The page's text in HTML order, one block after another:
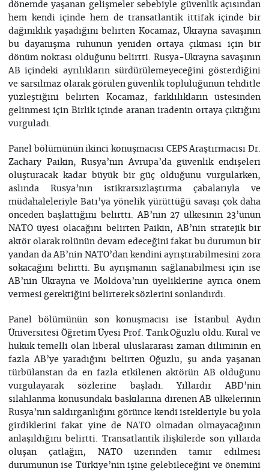
dönemde yaşanan gelişmeler sebebiyle güvenlik açısından
hem kendi içinde hem de transatlantik ittifak içinde bir
dağınıklık yaşadığını belirten Kocamaz, Ukrayna savaşının
bu dayanışma ruhunun yeniden ortaya çıkması için bir
dönüm noktası olduğunu belirtti. Rusya-Ukrayna savaşının
AB içindeki ayrılıkların sürdürülemeyeceğini gösterdiğini
ve sarsılmaz olarak görülen güvenlik topluluğunun tehditle
yüzleştiğini belirten Kocamaz, farklılıkların üstesinden
gelinmesi için Birlik içinde aranan iradenin ortaya çıktığını
vurguladı.
Panel bölümünün ikinci konuşmacısı CEPS Araştırmacısı Dr.
Zachary Paikin, Rusya’nın Avrupa’da güvenlik endişeleri
oluşturacak kadar büyük bir güç olduğunu vurgularken,
aslında Rusya’nın istikrarsızlaştırma çabalarıyla ve
müdahaleleriyle Batı’ya yönelik yürüttüğü savaşı çok daha
önceden başlattığını belirtti. AB’nin 27 ülkesinin 23’ünün
NATO üyesi olacağını belirten Paikin, AB’nin stratejik bir
aktör olarak rolünün devam edeceğini fakat bu durumun bir
yandan da AB’nin NATO’dan kendini ayrıştırabilmesini zora
sokacağını belirtti. Bu ayrışmanın sağlanabilmesi için ise
AB’nin Ukrayna ve Moldova’nın üyeliklerine ayrıca önem
vermesi gerektiğini belirterek sözlerini sonlandırdı.
Panel bölümünün son konuşmacısı ise İstanbul Aydın
Üniversitesi Öğretim Üyesi Prof. Tarık Oğuzlu oldu. Kural ve
hukuk temelli olan liberal uluslararası zaman diliminin en
fazla AB’ye yaradığını belirten Oğuzlu, şu anda yaşanan
türbülanstan da en fazla etkilenen aktörün AB olduğunu
vurgulayarak sözlerine başladı. Yıllardır ABD’nin
silahlanma konusundaki baskılarına direnen AB ülkelerinin
Rusya’nın saldırganlığını görünce kendi istekleriyle bu yola
girdiklerini fakat yine de NATO olmadan olmayacağının
anlaşıldığını belirtti. Transatlantik ilişkilerde son yıllarda
oluşan çatlağın, NATO üzerinden tamir edilmesi
durumunun ise Türkiye’nin işine gelebileceğini ve önemini